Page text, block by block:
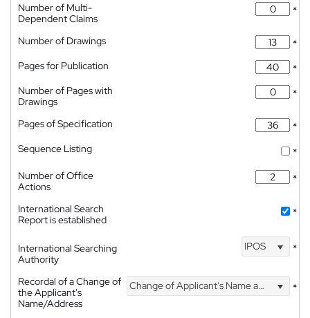
Number of Multi-
Dependent Claims
*
Number of Drawings
*
Pages for Publication
*
Number of Pages with
Drawings
*
Pages of Specification
*
Sequence Listing
*
Number of Office
Actions
*
International Search
Report is established
*
International Searching
Authority
IPOS *
Recordal of a Change of
the Applicant's
Name/Address
Change of Applicant's Name and Address *